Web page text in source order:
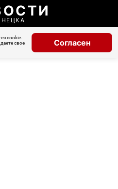
cookie-
свое
Согласен